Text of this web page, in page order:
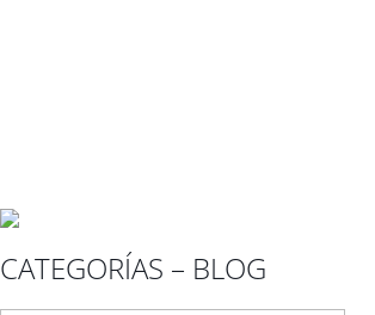
CATEGORÍAS – BLOG